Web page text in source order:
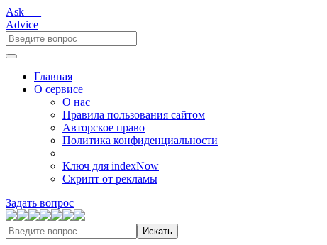
Ask___
Advice
Главная
О сервисе
О нас
Правила пользования сайтом
Авторское право
Политика конфиденциальности
Ключ для indexNow
Скрипт от рекламы
Задать вопрос
Искать